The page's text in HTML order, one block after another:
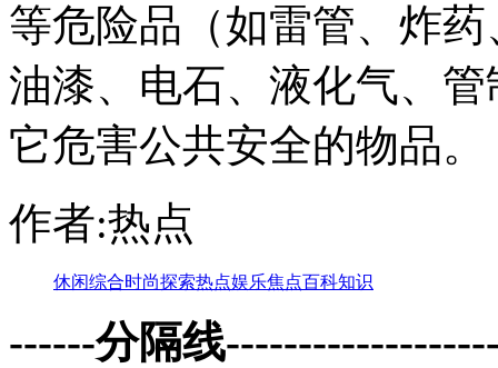
等危险品（如雷管、炸
油漆、电石、液化气、
它危害公共安全的物品。
作者:热点
休闲综合时尚探索热点娱乐焦点百科知识
------分隔线